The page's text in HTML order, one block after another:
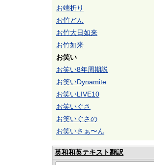
お端折り
お竹どん
お竹大日如来
お竹如来
お笑い
お笑い8年周期説
お笑いDynamite
お笑いLIVE10
お笑いぐさ
お笑いぐさの
お笑いさぁ〜ん
英和和英テキスト翻訳